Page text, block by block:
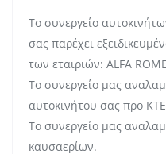
Το συνεργείο
σας παρέχει
των εταιριών: ALFA
Το συνεργείο μας
αυτοκινήτου σας προ
Το συνεργείο μας
καυσαερίων.